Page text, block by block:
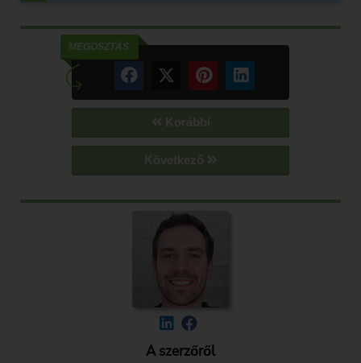
MEGOSZTÁS
Korábbi
Következő
A szerzőről